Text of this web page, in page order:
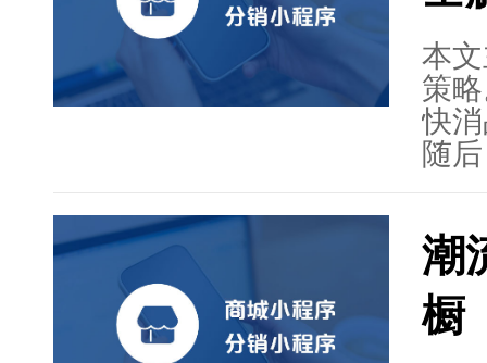
本
策
快
随
的
流
略
潮
橱